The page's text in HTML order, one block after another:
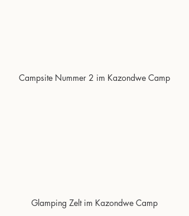
Campsite Nummer 2 im Kazondwe Camp
Glamping Zelt im Kazondwe Camp